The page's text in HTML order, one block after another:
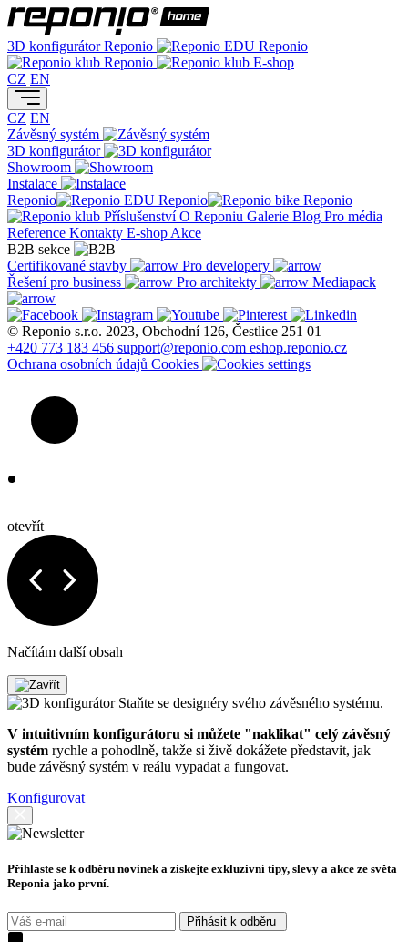
3D konfigurátorReponio
Reponio
Reponio
E-shop
CZ EN
CZ EN
Závěsný systém
3D konfigurátor
Showroom
Instalace
Reponio
Reponio
Reponio
PříslušenstvíO Reponiu Galerie Blog Pro média
Reference Kontakty E-shop Akce
B2B sekce
Certifikované stavby
Pro developery
Řešení pro business
Pro architekty Mediapack
© Reponio s.r.o. 2023, Obchodní 126, Čestlice 251 01
+420 773 183 456 support@reponio.com eshop.reponio.cz
Ochrana osobních údajů Cookies
otevřít
Načítám další obsah
Staňte se designéry svého závěsného systému.
V intuitivním konfigurátoru si můžete "naklikat" celý závěsný
systém rychle a pohodlně, takže si živě dokážete představit, jak
bude závěsný systém v reálu vypadat a fungovat.
Konfigurovat
Přihlaste se k odběru novinek a získejte exkluzivní tipy, slevy a akce ze světa
Reponia jako první.
Přihásit k odběru